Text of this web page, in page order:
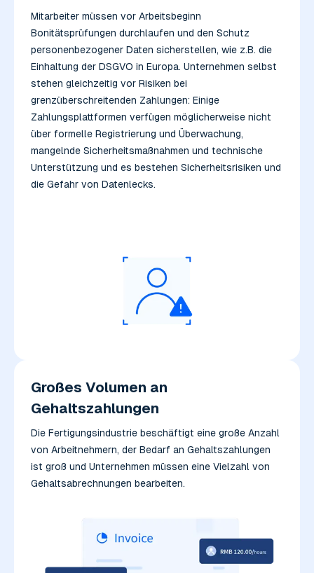
Mitarbeiter müssen vor Arbeitsbeginn
Bonitätsprüfungen durchlaufen und den Schutz
personenbezogener Daten sicherstellen, wie z.B. die
Einhaltung der DSGVO in Europa. Unternehmen selbst
stehen gleichzeitig vor Risiken bei
grenzüberschreitenden Zahlungen: Einige
Zahlungsplattformen verfügen möglicherweise nicht
über formelle Registrierung und Überwachung,
mangelnde Sicherheitsmaßnahmen und technische
Unterstützung und es bestehen Sicherheitsrisiken und
die Gefahr von Datenlecks.
Großes Volumen an
Gehaltszahlungen
Die Fertigungsindustrie beschäftigt eine große Anzahl
von Arbeitnehmern, der Bedarf an Gehaltszahlungen
ist groß und Unternehmen müssen eine Vielzahl von
Gehaltsabrechnungen bearbeiten.